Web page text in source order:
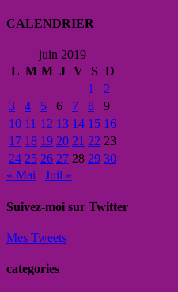
CALENDRIER
juin 2019
L M M J V S D
1
2
3
4 5 6 7 8
9
10 11 12 13 14 15 16
17 18 19 20 21 22 23
24 25 26 27 28 29 30
« Mai
Juil »
Suivez-moi sur Twitter
Mes Tweets
categories